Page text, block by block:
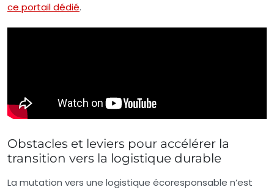
ce portail dédié.
Obstacles et leviers pour accélérer la
transition vers la logistique durable
La mutation vers une logistique écoresponsable n’est